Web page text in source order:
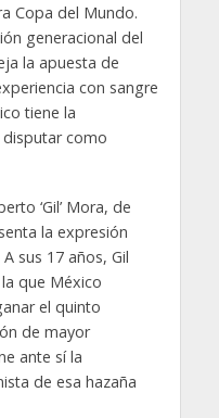
Copa del Mundo.
generacional del
la apuesta de
con sangre
tiene la
como
‘Gil’ Mora, de
la expresión
sus 17 años, Gil
que México
el quinto
de mayor
ante sí la
de esa hazaña